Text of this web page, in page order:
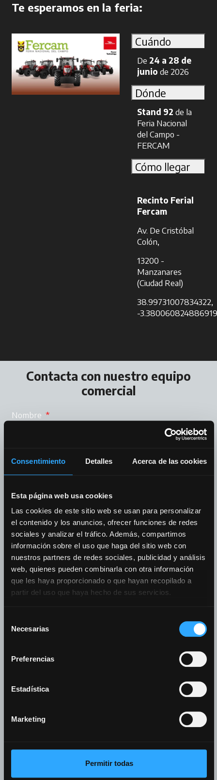
Consentimiento Detalles Acerca de las cookies
Esta página web usa cookies
Las cookies de este sitio web se usan para personalizar
el contenido y los anuncios, ofrecer funciones de redes
sociales y analizar el tráfico. Además, compartimos
información sobre el uso que haga del sitio web con
nuestros partners de redes sociales, publicidad y análisis
web, quienes pueden combinarla con otra información
que les haya proporcionado o que hayan recopilado a
partir del uso que haya hecho de sus servicios.
Necesarias
Preferencias
Estadística
Marketing
Permitir todas
Te esperamos en la feria:
Cuándo
De 24 a 28 de
junio de 2026
Dónde
Stand 92de la
Feria Nacional
del Campo -
FERCAM
Cómo llegar
Recinto Ferial
Fercam
Av. De Cristóbal
Colón,
13200 -
Manzanares
(Ciudad Real)
38.99731007834322,
-
Contacta con nuestro equipo
comercial
Nombre *
Apellidos*
Empresa